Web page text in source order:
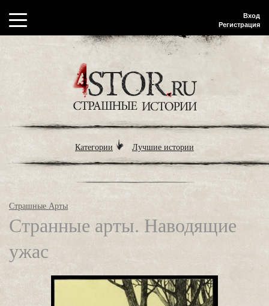
Вход
Регистрация
Категории Лучшие истории
Страшные Арты
Странные арты. Наводящие
ужас